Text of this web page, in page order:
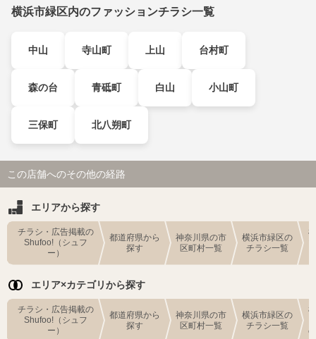
横浜市緑区内のファッションチラシ一覧
中山 寺山町 上山 台村町
森の台 青砥町 白山 小山町
三保町 北八朔町
この店舗へのその他の経路
エリアから探す
チラシ・広告掲載の
Shufoo!（シュフ
ー）
都道府県から
探す
神奈川県の市
区町村一覧
横浜市緑区の
チラシ一覧
エリア×カテゴリから探す
チラシ・広告掲載の
Shufoo!（シュフ
ー）
都道府県から
探す
神奈川県の市
区町村一覧
横浜市緑区の
チラシ一覧